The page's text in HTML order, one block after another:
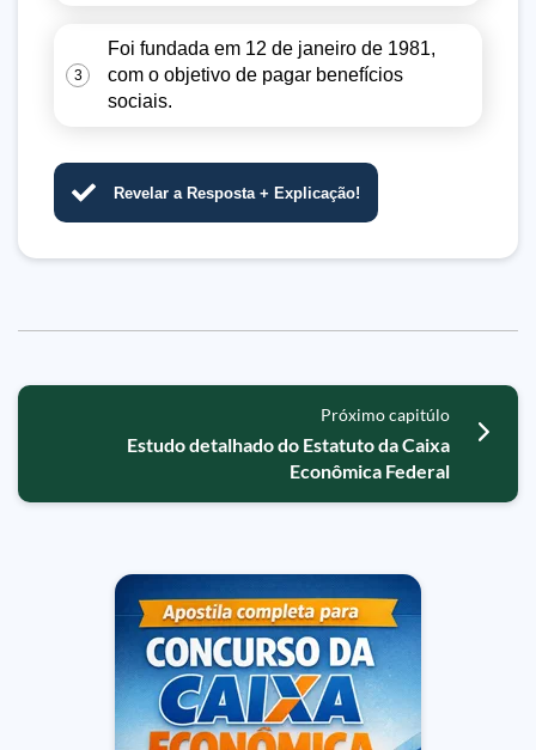
3
Foi fundada em 12 de janeiro de 1981,
com o objetivo de pagar benefícios
sociais.
Revelar a Resposta + Explicação!
Próximo capitúlo
Estudo detalhado do Estatuto da Caixa
Econômica Federal